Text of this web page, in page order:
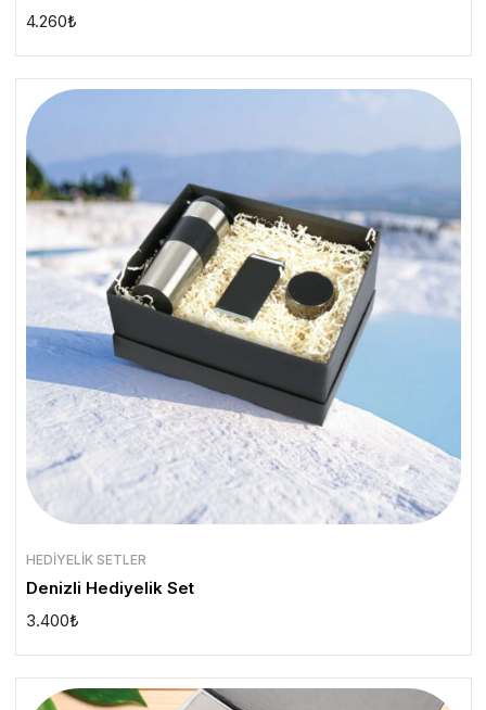
4.260₺
HEDIYELIK SETLER
Denizli Hediyelik Set
3.400₺